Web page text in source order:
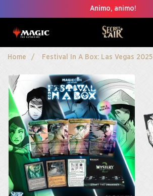
Animo, animo!
Home Festival In A Box: Las Vegas 2025